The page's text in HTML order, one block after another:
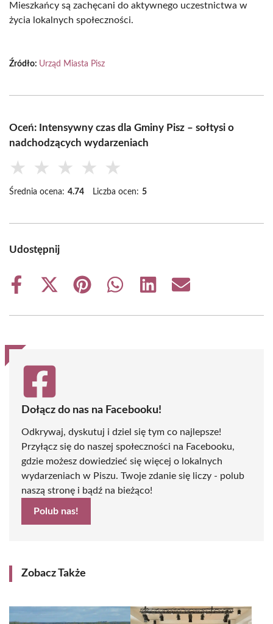
Mieszkańcy są zachęcani do aktywnego uczestnictwa w
życia lokalnych społeczności.
Źródło: Urząd Miasta Pisz
Oceń: Intensywny czas dla Gminy Pisz – sołtysi o
nadchodzących wydarzeniach
★ ★ ★ ★ ★
Średnia ocena: 4.74 Liczba ocen: 5
Udostępnij
Share
Share
(Twitter)
Share
Share
Share
Share
Dołącz do nas na Facebooku!
Odkrywaj, dyskutuj i dziel się tym co najlepsze!
Przyłącz się do naszej społeczności na Facebooku,
gdzie możesz dowiedzieć się więcej o lokalnych
wydarzeniach w Piszu. Twoje zdanie się liczy - polub
naszą stronę i bądź na bieżąco!
Polub nas!
Zobacz Także